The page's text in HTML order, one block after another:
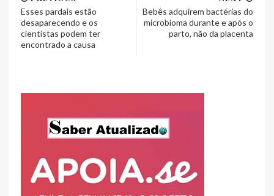
Bebês adquirem bactérias do
microbioma durante e após o
parto, não da placenta
Esses pardais estão
desaparecendo e os
cientistas podem ter
encontrado a causa